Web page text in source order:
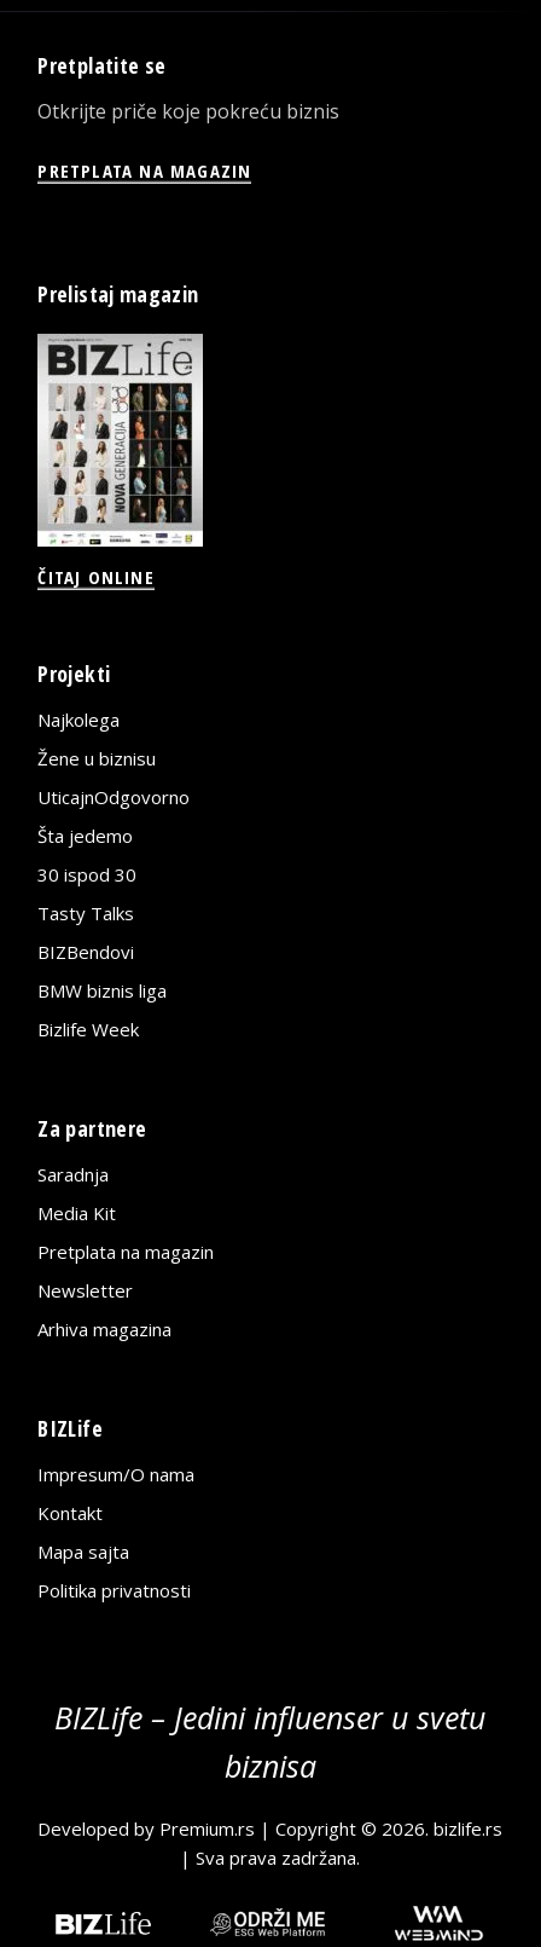
Pretplatite se
Otkrijte priče koje pokreću biznis
PRETPLATA NA MAGAZIN
Prelistaj magazin
ČITAJ ONLINE
Projekti
Najkolega
Žene u biznisu
UticajnOdgovorno
Šta jedemo
30 ispod 30
Tasty Talks
BIZBendovi
BMW biznis liga
Bizlife Week
Za partnere
Saradnja
Media Kit
Pretplata na magazin
Newsletter
Arhiva magazina
BIZLife
Impresum/O nama
Kontakt
Mapa sajta
Politika privatnosti
BIZLife – Jedini influenser u svetu
biznisa
Developed by Premium.rs | Copyright © 2026.bizlife.rs
| Sva prava zadržana.